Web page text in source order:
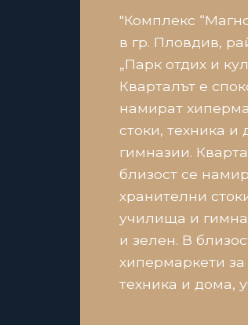
"Комплекс
в гр. Пловдив,
„Парк отдих и
Кварталът е
намират
стоки, техника
гимназии.
близост се
хранителни
училища и
и зелен. В
хипермаркети
техника и дома,